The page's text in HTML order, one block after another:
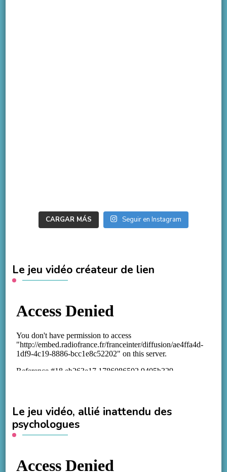
CARGAR MÁS Seguir en Instagram
Le jeu vidéo créateur de lien
Le jeu vidéo, allié inattendu des
psychologues